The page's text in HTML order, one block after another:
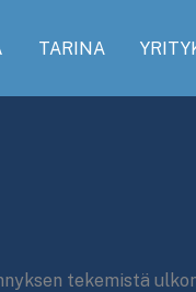
TARINA
tekemistä